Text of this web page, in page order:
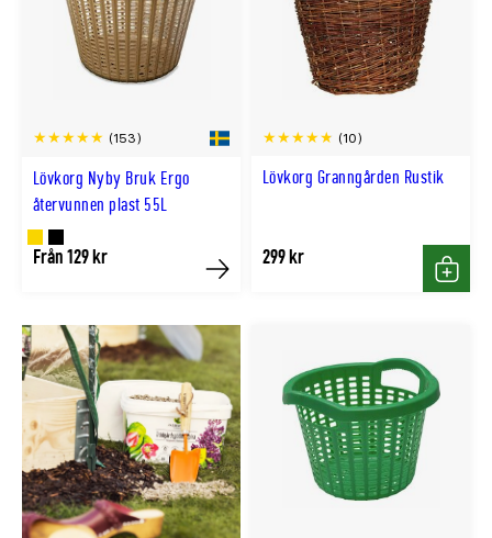
Lövkorg Nyby Bruk Ergo
återvunnen plast 55L
Finns
GULD
färg
Finns
SVART
färg
(153)
Från 129 kr
Köp
Lövkorg Granngården Rustik
(10)
299 kr
Köp